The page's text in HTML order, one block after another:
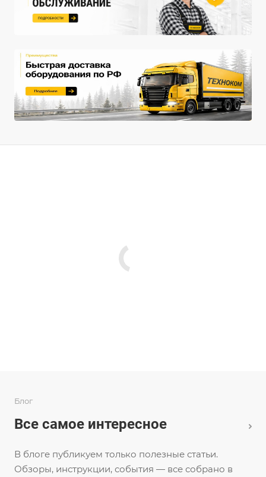
Блог
Все самое интересное
В блоге публикуем только полезные статьи.
Обзоры, инструкции, события — все собрано в